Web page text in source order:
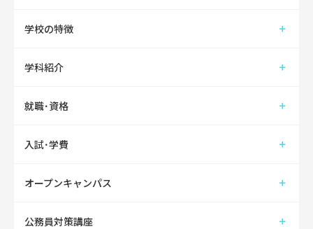
学校の特徴
学科紹介
就職･資格
入試･学費
オープンキャンパス
公務員対策講座